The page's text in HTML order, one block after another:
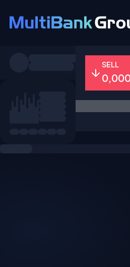
Todo
SELL